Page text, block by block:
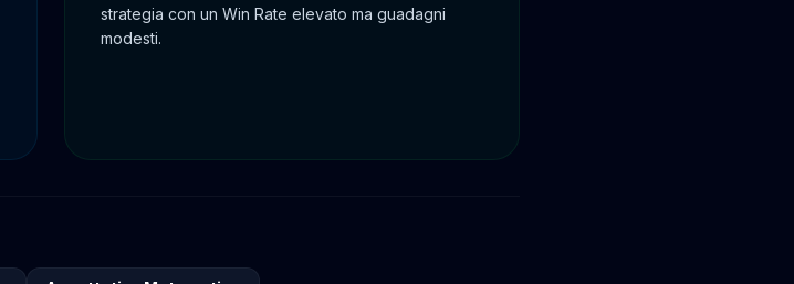
strategia con un Win Rate elevato ma guadagni
modesti.